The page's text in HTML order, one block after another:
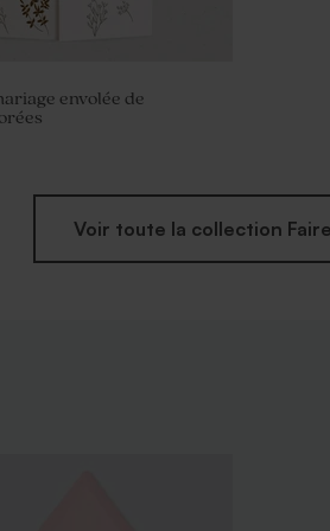
envolée de
Voir toute la collection